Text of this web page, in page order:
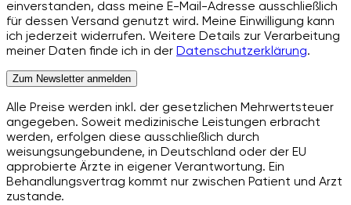
einverstanden, dass meine E-Mail-Adresse ausschließlich
für dessen Versand genutzt wird. Meine Einwilligung kann
ich jederzeit widerrufen. Weitere Details zur Verarbeitung
meiner Daten finde ich in der Datenschutzerklärung.
Zum Newsletter anmelden
Alle Preise werden inkl. der gesetzlichen Mehrwertsteuer
angegeben. Soweit medizinische Leistungen erbracht
werden, erfolgen diese ausschließlich durch
weisungsungebundene, in Deutschland oder der EU
approbierte Ärzte in eigener Verantwortung. Ein
Behandlungsvertrag kommt nur zwischen Patient und Arzt
zustande.